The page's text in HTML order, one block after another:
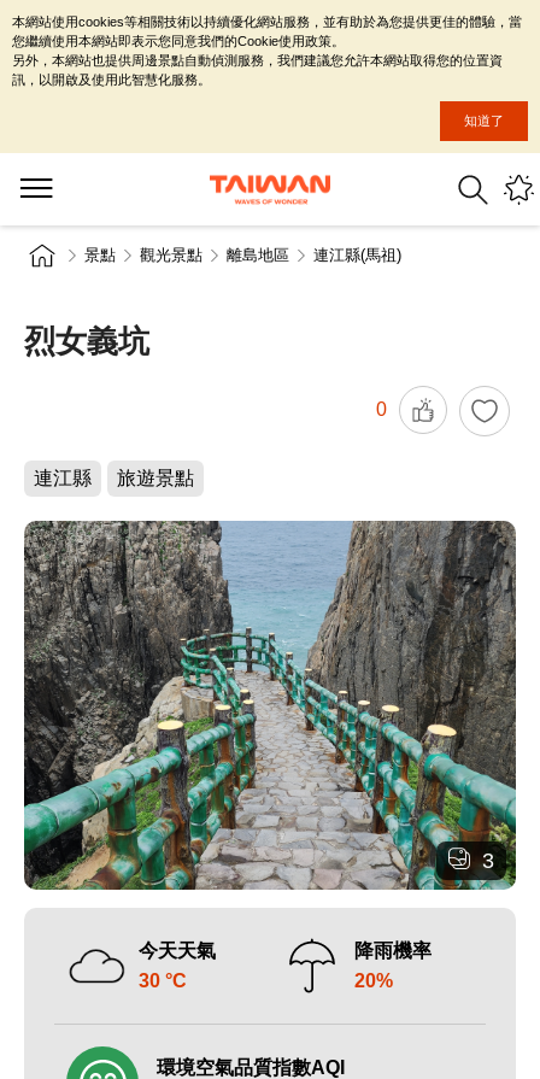
景點 觀光景點 離島地區 連江縣(馬祖)
烈女義坑
0
連江縣 旅遊景點
3
今天天氣
30 °C
降雨機率
20%
環境空氣品質指數AQI
本網站使用cookies等相關技術以持續優化網站服務，並有助於為您提供更佳的體驗，當
您繼續使用本網站即表示您同意我們的Cookie使用政策。
另外，本網站也提供周邊景點自動偵測服務，我們建議您允許本網站取得您的位置資
訊，以開啟及使用此智慧化服務。
知道了